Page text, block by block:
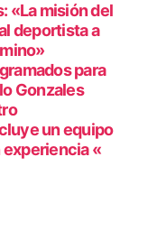
«La misión del
deportista a
para
Gonzales
un equipo
experiencia «